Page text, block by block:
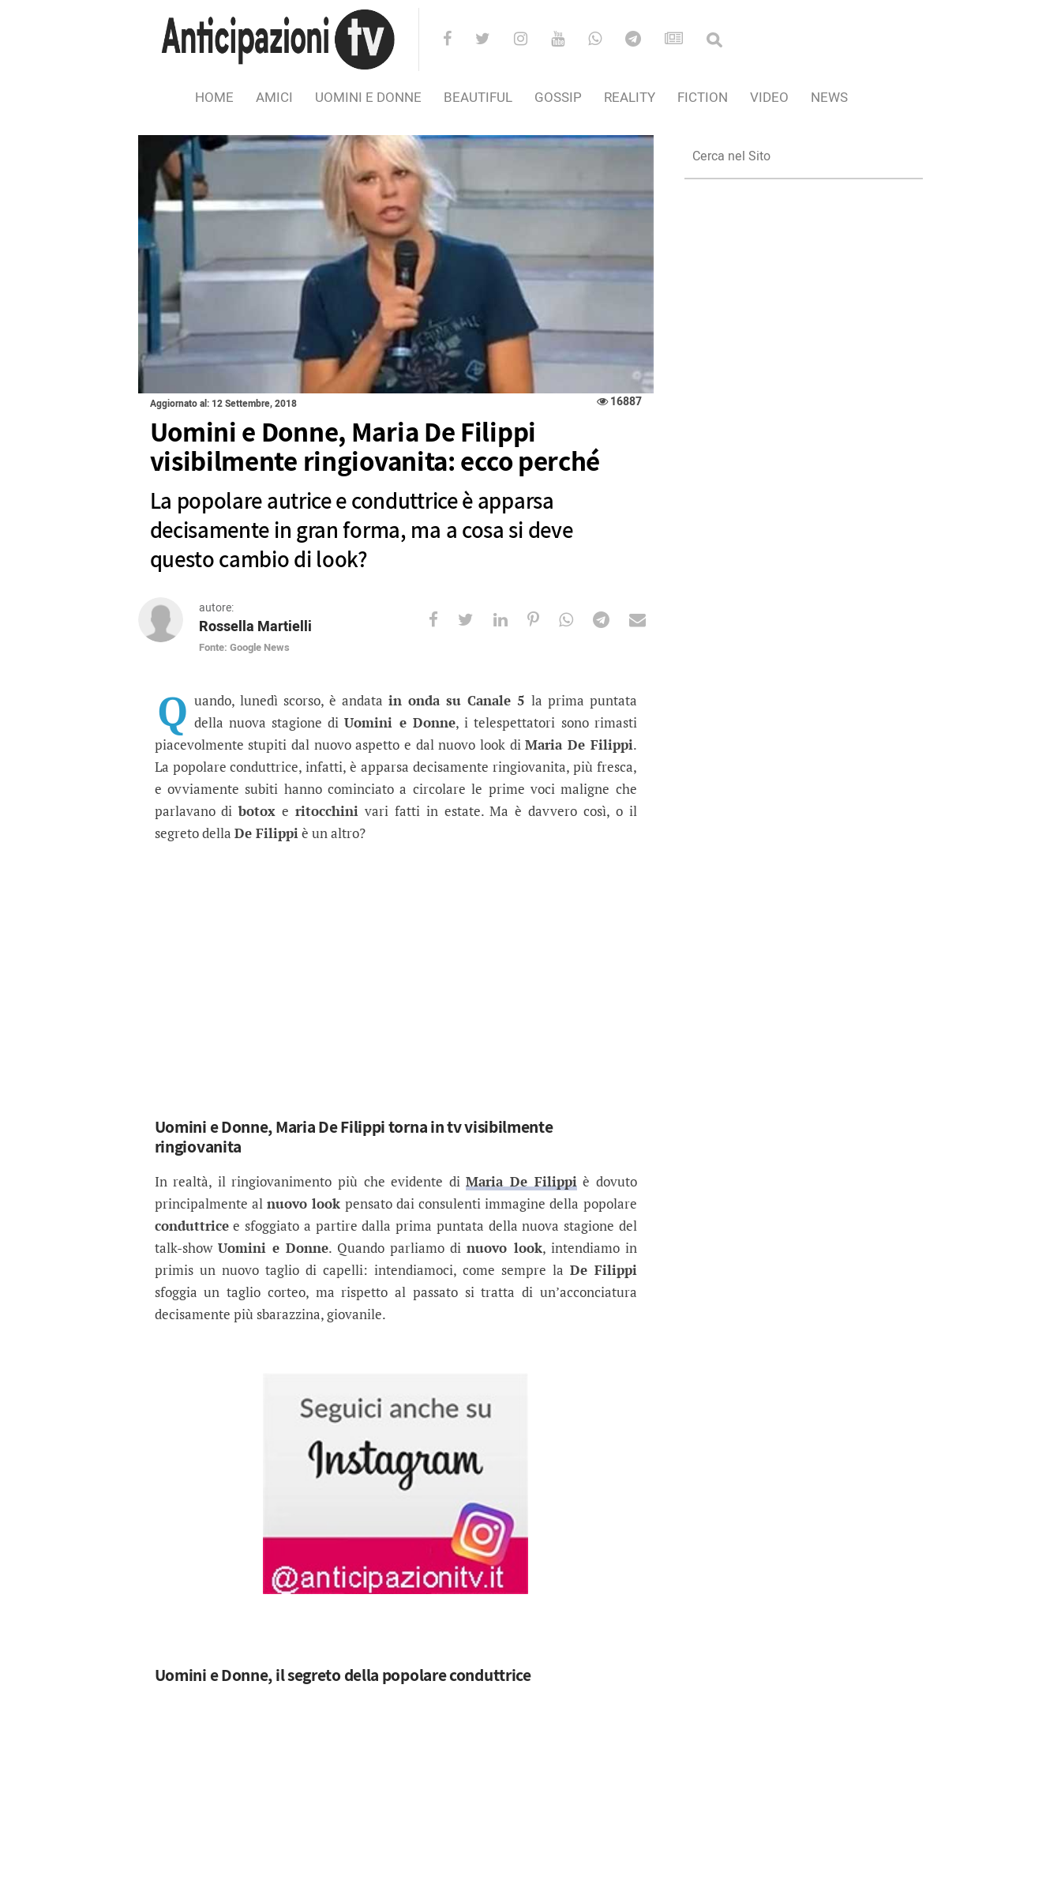
HOME AMICI UOMINI E DONNE BEAUTIFUL GOSSIP REALITY FICTION VIDEO NEWS
Aggiornato al: 12 Settembre, 2018 16887
Uomini e Donne, Maria De Filippi
visibilmente ringiovanita: ecco perché
La popolare autrice e conduttrice è apparsa
decisamente in gran forma, ma a cosa si deve
questo cambio di look?
autore:
Rossella Martielli
Fonte: Google News
Uomini e Donne, Maria De Filippi visibilmente ringiovanita: ecco perché
Q uando, lunedì scorso, è andatain onda su Canale 5 la prima puntata
della nuova stagione diUomini e Donne, i telespettatori sono rimasti
piacevolmente stupiti dal nuovo aspetto e dal nuovo look diMaria De Filippi.
La popolare conduttrice, infatti, è apparsa decisamente ringiovanita, più fresca,
e ovviamente subiti hanno cominciato a circolare le prime voci maligne che
parlavano dibotox eritocchini vari fatti in estate. Ma è davvero così, o il
segreto della De Filippiè un altro?
Uomini e Donne, Maria De Filippi torna in tv visibilmente
ringiovanita
In realtà, il ringiovanimento più che evidente diMaria De Filippiè dovuto
principalmente alnuovo look pensato dai consulenti immagine della popolare
conduttricee sfoggiato a partire dalla prima puntata della nuova stagione del
talk-show Uomini e Donne. Quando parliamo dinuovo look, intendiamo in
primis un nuovo taglio di capelli: intendiamoci, come sempre la De Filippi
sfoggia un taglio corteo, ma rispetto al passato si tratta di un’acconciatura
decisamente più sbarazzina, giovanile.
Uomini e Donne, il segreto della popolare conduttrice
nel
Sito